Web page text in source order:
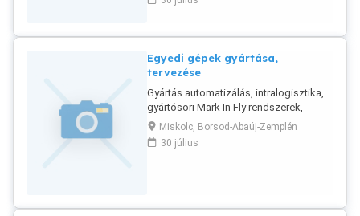
Acélszerkezet váz, ívelt alumínium
hőlégbefúvós fűtés. 3534 Miskolc,
Baráthegyalja utca 4. hrsz.: 30773/5/C
Egyedi gépek gyártása,
tervezése
Gyártás automatizálás, intralogisztika,
gyártósori Mark In Fly rendszerek,
speciális raktári rendszerek, tervezése
gyártása. Kiszolgáló felépítmények,
munkaállomások, alumínium profil és
tervezése és gyártása. Szállítópályák,
Miskolc, Borsod-Abaúj-Zemplén
30 július